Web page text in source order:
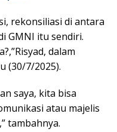
rekonsiliasi di antara
GMNI itu sendiri.
dalam
(30/7/2025).
saya, kita bisa
atau majelis
tambahnya.